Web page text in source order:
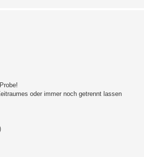
oder immer noch getrennt lassen